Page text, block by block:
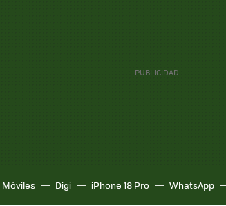
Móviles Digi iPhone 18 Pro WhatsApp